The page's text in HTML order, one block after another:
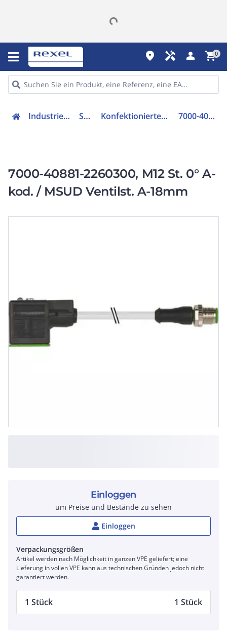
place handyman person shopping_cart0
Industriekomponenten Sensorik Konfektioniertes Sensor-Aktor-Kabel 7000-40881-2260300
7000-40881-2260300, M12 St. 0° A-
kod. / MSUD Ventilst. A-18mm
Einloggen
um Preise und Bestände zu sehen
Einloggen
Verpackungsgrößen
Artikel werden nach Möglichkeit in ganzen VPE geliefert; eine
Lieferung in vollen VPE kann aus technischen Gründen jedoch nicht
garantiert werden.
1 Stück 1 Stück